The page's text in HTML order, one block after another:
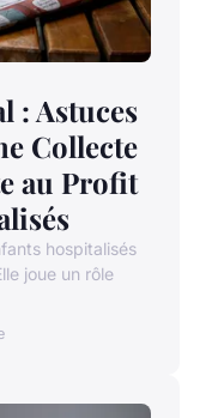
: Astuces
Collecte
au Profit
hospitalisés
joue un rôle